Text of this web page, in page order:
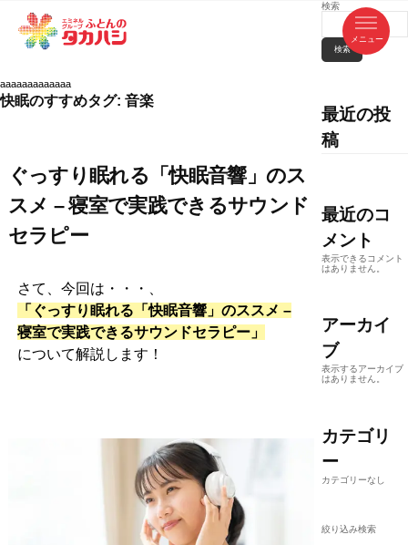
キ
ッ
プ
と
タ
カ
ハ
県
・
香
・
イ
ン
テ
リ
専
門
aaaaaaaaaaaaa
快眠のすすめタグ: 音楽
ぐっすり眠れる「快眠音響」のス
スメ – 寝室で実践できるサウンド
セラピー
さて、今回は・・・、
「ぐっすり眠れる「快眠音響」のススメ –
寝室で実践できるサウンドセラピー」
について解説します！
検索
検索
最近の投
稿
最近のコ
メント
表示できるコメント
はありません。
アーカイ
ブ
表示するアーカイブ
はありません。
カテゴリ
ー
カテゴリーなし
絞り込み検索
ふ
と
タ
シ